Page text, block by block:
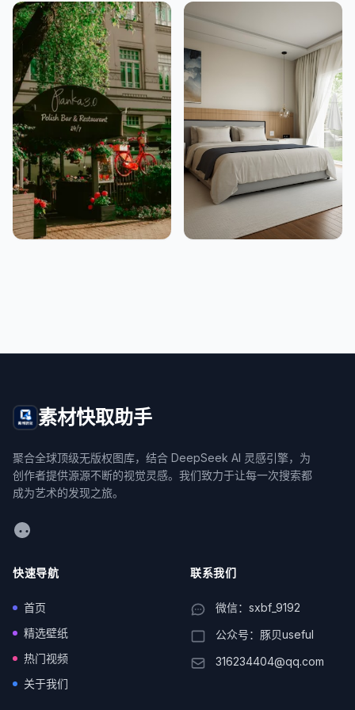
素材快取助手
聚合全球顶级无版权图库，结合 DeepSeek AI 灵感引擎，为
创作者提供源源不断的视觉灵感。我们致力于让每一次搜索都
成为艺术的发现之旅。
WeChat
快速导航
首页
精选壁纸
热门视频
关于我们
联系我们
微信：sxbf_9192
公众号：豚贝useful
316234404@qq.com